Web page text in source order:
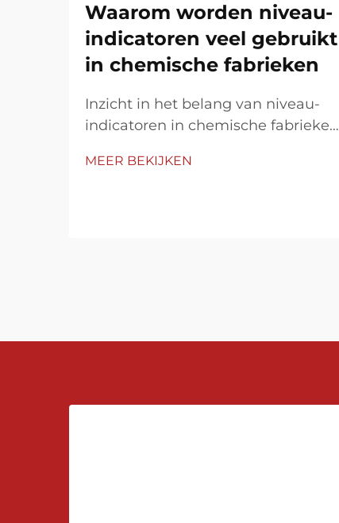
Waarom worden niveau-
indicatoren veel gebruikt
in chemische fabrieken
Inzicht in het belang van niveau-
indicatoren in chemische fabrieken
cruciale rol in de bediening van
overstromingen, lekken of
dragen bij aan een efficiëntere
MEER BEKIJKEN